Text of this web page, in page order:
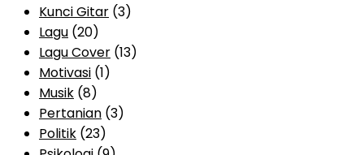
Kunci Gitar (3)
Lagu (20)
Lagu Cover (13)
Motivasi (1)
Musik (8)
Pertanian (3)
Politik (23)